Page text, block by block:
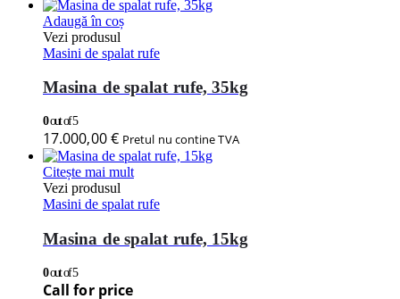
Adaugă în coș
Vezi produsul
Masini de spalat rufe
Masina de spalat rufe, 35kg
0out of 5
17.000,00€ Pretul nu contine TVA
Citește mai mult
Vezi produsul
Masini de spalat rufe
Masina de spalat rufe, 15kg
0out of 5
Call for price